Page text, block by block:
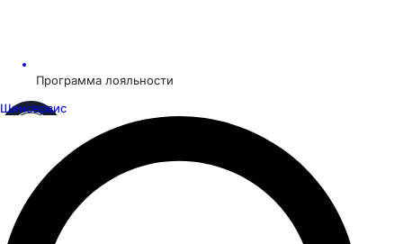
Программа лояльности
Шинсервис